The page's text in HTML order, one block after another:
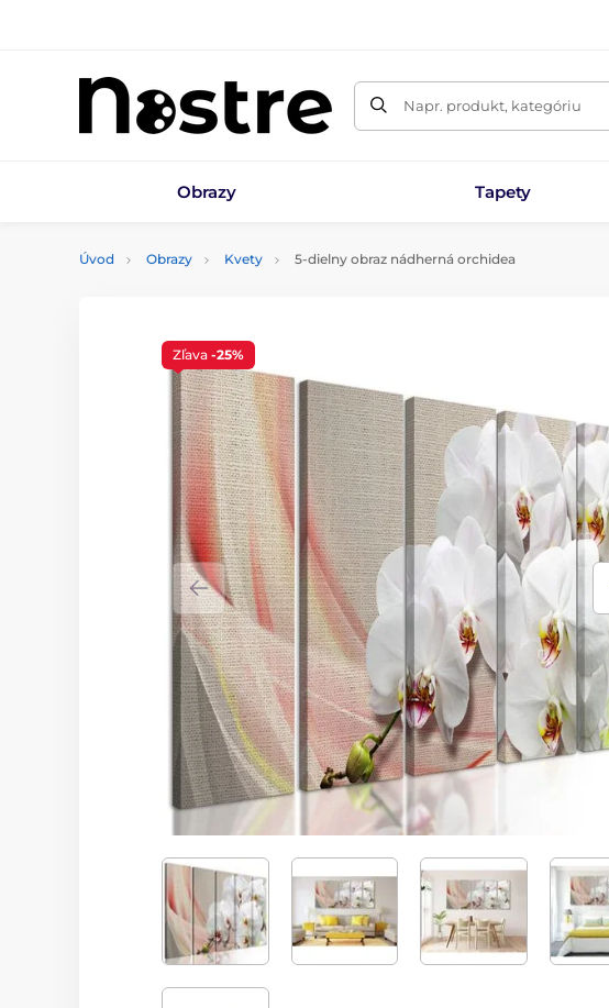
Napr. produkt, kategóriu
Obrazy Tapety
Úvod Obrazy Kvety 5-dielny obraz nádherná orchidea
Zľava -25%